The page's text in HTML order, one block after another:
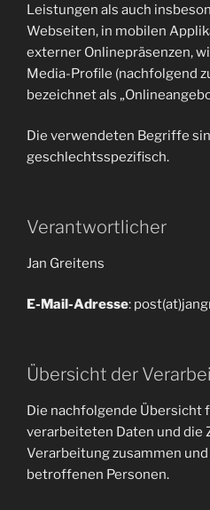
Leistungen als auch
Webseiten, in mobilen
externer Onlinepräsenzen,
Media-Profile (nachfolgend
bezeichnet als
Die verwendeten Begriffe
geschlechtsspezifisch.
Verantwortlicher
Jan Greitens
E-Mail-Adresse:
Übersicht der
Die nachfolgende Übersicht
verarbeiteten Daten und die
Verarbeitung zusammen
betroffenen Personen.